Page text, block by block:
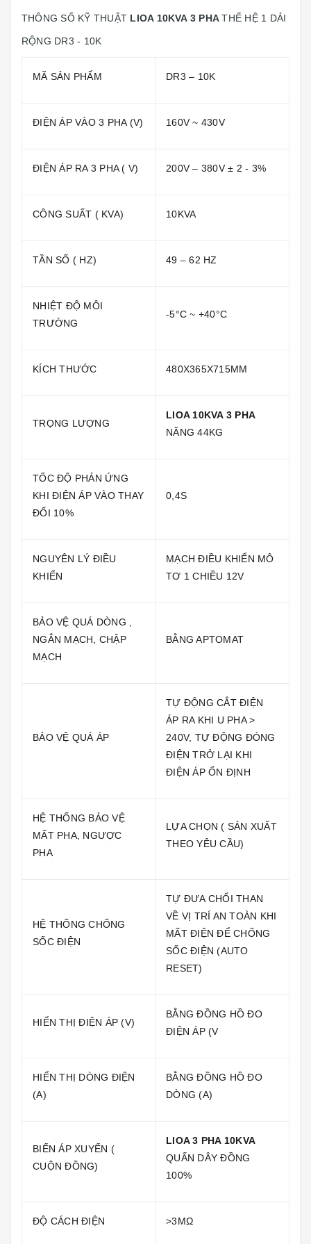
THÔNG SỐ KỸ THUẬT LIOA 10KVA 3 PHATHẾ HỆ 1 DẢI
RỘNG DR3 - 10K
MÃ SẢN PHẨM DR3 – 10K
ĐIỆN ÁP VÀO 3 PHA (V) 160V ~ 430V
ĐIỆN ÁP RA 3 PHA ( V) 200V – 380V ± 2 - 3%
CÔNG SUẤT ( KVA) 10KVA
TẦN SỐ ( HZ) 49 – 62 HZ
NHIỆT ĐỘ MÔI
TRƯỜNG
-5°C ~ +40°C
KÍCH THƯỚC 480X365X715MM
TRỌNG LƯỢNG
LIOA 10KVA 3 PHA
NĂNG 44KG
TỐC ĐỘ PHẢN ỨNG
KHI ĐIỆN ÁP VÀO THAY
ĐỔI 10%
0,4S
NGUYÊN LÝ ĐIỀU
KHIỂN
MẠCH ĐIỀU KHIỂN MÔ
TƠ 1 CHIỀU 12V
BẢO VỆ QUÁ DÒNG ,
NGẮN MẠCH, CHẬP
MẠCH
BẰNG APTOMAT
BẢO VỆ QUÁ ÁP
TỰ ĐỘNG CẮT ĐIỆN
ÁP RA KHI U PHA >
240V, TỰ ĐỘNG ĐÓNG
ĐIỆN TRỞ LẠI KHI
ĐIỆN ÁP ỔN ĐỊNH
HỆ THỐNG BẢO VỆ
MẤT PHA, NGƯỢC
PHA
LỰA CHỌN ( SẢN XUẤT
THEO YÊU CẦU)
HỆ THỐNG CHỐNG
SỐC ĐIỆN
TỰ ĐƯA CHỔI THAN
VỀ VỊ TRÍ AN TOÀN KHI
MẤT ĐIỆN ĐỂ CHỐNG
SỐC ĐIỆN (AUTO
RESET)
HIỂN THỊ ĐIỆN ÁP (V)
BẰNG ĐỒNG HỒ ĐO
ĐIỆN ÁP (V
HIỂN THỊ DÒNG ĐIỆN
(A)
BẰNG ĐỒNG HỒ ĐO
DÒNG (A)
BIẾN ÁP XUYẾN (
CUỘN ĐỒNG)
LIOA 3 PHA 10KVA
QUẤN DÂY ĐỒNG
100%
ĐỘ CÁCH ĐIỆN >3MΩ